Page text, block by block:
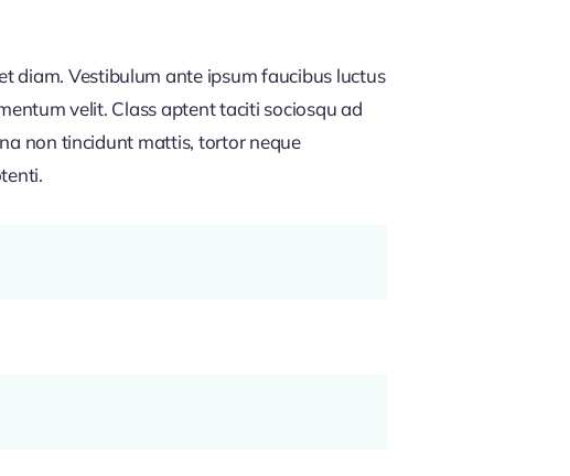
diam. Vestibulum ante ipsum faucibus luctus
velit. Class aptent taciti sociosqu ad
non tincidunt mattis, tortor neque